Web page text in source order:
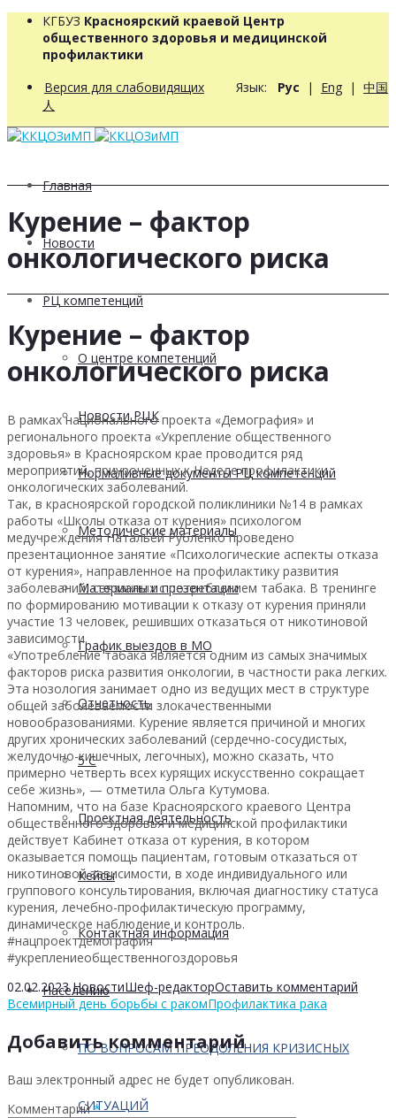
КГБУЗ Красноярский краевой Центр
общественного здоровья и медицинской
профилактики
Версия для слабовидящих Язык: Рус | Eng | 中国
人
Главная
Новости
РЦ компетенций
О центре компетенций
Новости РЦК
Нормативные документы РЦ компетенций
Методические материалы
Материалы и презентации
График выездов в МО
Отчетность
5 С
Проектная деятельность
Кейсы
Контактная информация
Населению
ПО ВОПРОСАМ ПРЕОДОЛЕНИЯ КРИЗИСНЫХ
СИТУАЦИЙ
Курение – фактор
онкологического риска
Курение – фактор
онкологического риска
В рамках национального проекта «Демография» и
регионального проекта «Укрепление общественного
здоровья» в Красноярском крае проводится ряд
мероприятий, приуроченных к Неделе профилактики
онкологических заболеваний.
Так, в красноярской городской поликлиники №14 в рамках
работы «Школы отказа от курения» психологом
медучреждения Натальей Рубленко проведено
презентационное занятие «Психологические аспекты отказа
от курения», направленное на профилактику развития
заболеваний, связанных с потреблением табака. В тренинге
по формированию мотивации к отказу от курения приняли
участие 13 человек, решивших отказаться от никотиновой
зависимости.
«Употребление табака является одним из самых значимых
факторов риска развития онкологии, в частности рака легких.
Эта нозология занимает одно из ведущих мест в структуре
общей заболеваемости злокачественными
новообразованиями. Курение является причиной и многих
других хронических заболеваний (сердечно-сосудистых,
желудочно-кишечных, легочных), можно сказать, что
примерно четверть всех курящих искусственно сокращает
себе жизнь», — отметила Ольга Кутумова.
Напомним, что на базе Красноярского краевого Центра
общественного здоровья и медицинской профилактики
действует Кабинет отказа от курения, в котором
оказывается помощь пациентам, готовым отказаться от
никотиновой зависимости, в ходе индивидуального или
группового консультирования, включая диагностику статуса
курения, лечебно-профилактическую программу,
динамическое наблюдение и контроль.
#нацпроектдемография
#укреплениеобщественногоздоровья
02.02.2023 НовостиШеф-редакторОставить комментарий
Всемирный день борьбы с ракомПрофилактика рака
Добавить комментарий
Ваш электронный адрес не будет опубликован.
Комментарий*